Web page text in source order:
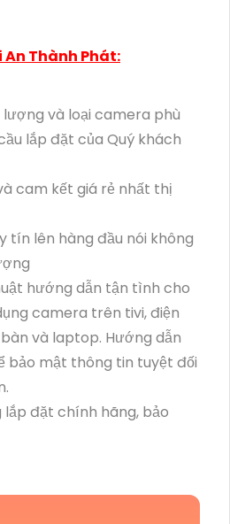
An Thành Phát:
và loại camera phù
lắp đặt của Quý khách
cam kết giá rẻ nhất thị
tín lên hàng đầu nói không
hướng dẫn tận tình cho
camera trên tivi, điện
và laptop. Hướng dẫn
bảo mật thông tin tuyệt đối
lắp đặt chính hãng, bảo